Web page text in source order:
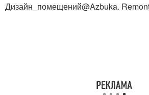
Дизайн_помещений@Azbuka.